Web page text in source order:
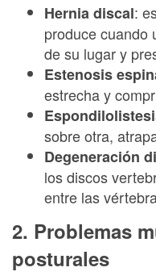
Hernia discal:
produce cuando
de su lugar y
Estenosis
estrecha y
sobre otra,
Degeneración
los discos
entre las
2. Problemas
posturales